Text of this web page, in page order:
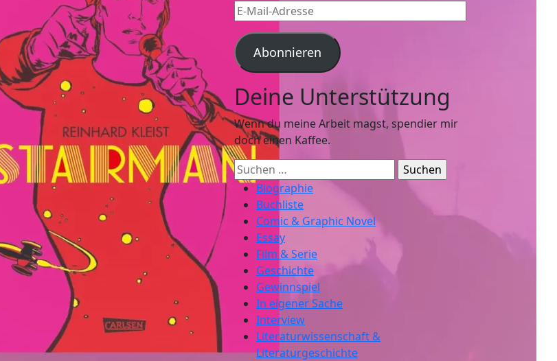
E-
Mail-
Adresse
Abonnieren
Deine Unterstützung
Wenn du meine Arbeit magst, spendier mir
doch einen Kaffee.
Suchen
nach:Biographie
Buchliste
Comic & Graphic Novel
Essay
Film & Serie
Geschichte
Gewinnspiel
In eigener Sache
Interview
Literaturwissenschaft &
Literaturgeschichte